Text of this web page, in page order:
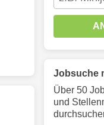
Jobsuche
Über 50
und